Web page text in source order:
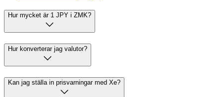
Hur mycket är 1 JPY i ZMK?
Hur konverterar jag valutor?
Kan jag ställa in prisvarningar med Xe?